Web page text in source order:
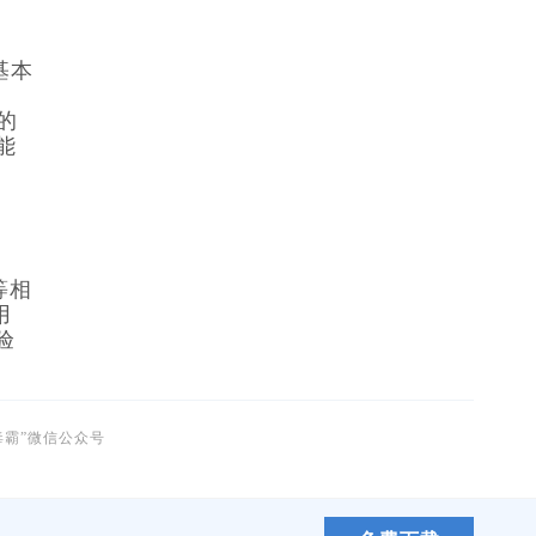
本
相
霸”微信公众号